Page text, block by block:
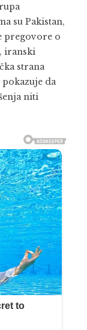
su Pakistan,
pregovore o
iranski
strana
da
niti